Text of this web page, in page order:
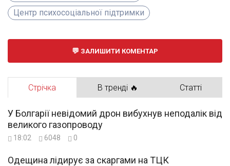
Центр психосоціальної підтримки
ЗАЛИШИТИ КОМЕНТАР
Стрічка В тренді 🔥 Статті
У Болгарії невідомий дрон вибухнув неподалік від
великого газопроводу
18:02 6048 0
Одещина лідирує за скаргами на ТЦК